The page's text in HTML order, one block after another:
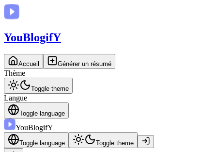
YouBlogifY
Accueil Générer un résumé
Thème
Toggle theme
Langue
Toggle language
YouBlogifY
Toggle language Toggle theme